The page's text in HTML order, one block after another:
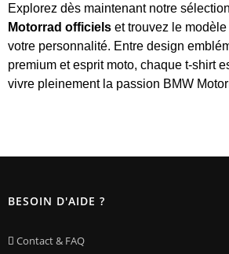
Explorez dès maintenant notre
Motorrad officiels et trouvez le
votre personnalité. Entre design
premium et esprit moto, chaque t-shirt
vivre pleinement la passion BMW
BESOIN D'AIDE ?
Contact & FAQ